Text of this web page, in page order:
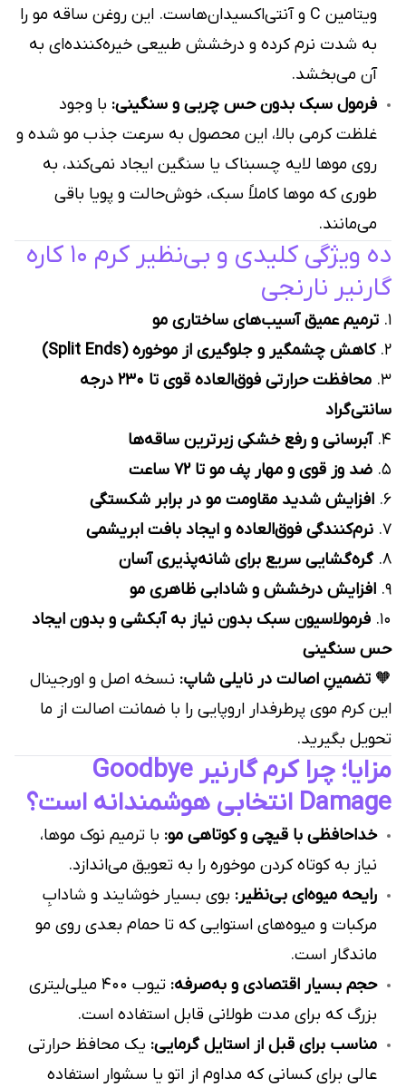
ویتامین C و آنتی‌اکسیدان‌هاست. این روغن ساقه مو را
به شدت نرم کرده و درخشش طبیعی خیره‌کننده‌ای به
آن می‌بخشد.
فرمول سبک بدون حس چربی و سنگینی: با وجود
غلظت کرمی بالا، این محصول به سرعت جذب مو شده و
روی موها لایه چسبناک یا سنگین ایجاد نمی‌کند، به
طوری که موها کاملاً سبک، خوش‌حالت و پویا باقی
می‌مانند.
ده ویژگی کلیدی و بی‌نظیر کرم ۱۰ کاره
گارنیر نارنجی
۱. ترمیم عمیق آسیب‌های ساختاری مو
۲. کاهش چشمگیر و جلوگیری از موخوره (Split Ends)
۳.
محافظت حرارتی فوق‌العاده قوی تا ۲۳۰ درجه
سانتی‌گراد
۴. آبرسانی و رفع خشکی زبرترین ساقه‌ها
۵. ضد وز قوی و مهار پف مو تا ۷۲ ساعت
۶. افزایش شدید مقاومت مو در برابر شکستگی
۷. نرم‌کنندگی فوق‌العاده و ایجاد بافت ابریشمی
۸. گره‌گشایی سریع برای شانه‌پذیری آسان
۹. افزایش درخشش و شادابی ظاهری مو
۱۰. فرمولاسیون سبک بدون نیاز به آبکشی و بدون ایجاد
حس سنگینی
🧡 تضمینِ اصالت در نایلی شاپ: نسخه اصل و اورجینال
این کرم موی پرطرفدار اروپایی را با ضمانت اصالت از ما
تحویل بگیرید.
مزایا؛ چرا کرم گارنیر Goodbye
Damage انتخابی هوشمندانه است؟
خداحافظی با قیچی و کوتاهی مو: با ترمیم نوک موها،
نیاز به کوتاه کردن موخوره را به تعویق می‌اندازد.
رایحه میوه‌ای بی‌نظیر: بوی بسیار خوشایند و شادابِ
مرکبات و میوه‌های استوایی که تا حمام بعدی روی مو
ماندگار است.
حجم بسیار اقتصادی و به‌صرفه:
تیوب ۴۰۰ میلی‌لیتری
بزرگ که برای مدت طولانی قابل استفاده است.
مناسب برای قبل از استایل گرمایی: یک محافظ حرارتی
عالی برای کسانی که مداوم از اتو یا سشوار استفاده